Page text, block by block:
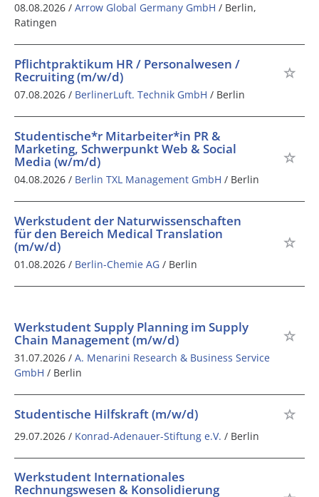
08.08.2026 / Arrow Global Germany GmbH / Berlin,
Ratingen
Pflichtpraktikum HR / Personalwesen /
Recruiting (m/w/d)
07.08.2026 / BerlinerLuft. Technik GmbH / Berlin
Studentische*r Mitarbeiter*in PR &
Marketing, Schwerpunkt Web & Social
Media (w/m/d)
04.08.2026 / Berlin TXL Management GmbH / Berlin
Werkstudent der Naturwissenschaften
für den Bereich Medical Translation
(m/w/d)
01.08.2026 / Berlin-Chemie AG / Berlin
Werkstudent Supply Planning im Supply
Chain Management (m/w/d)
31.07.2026 / A. Menarini Research & Business Service
GmbH / Berlin
Studentische Hilfskraft (m/w/d)
29.07.2026 / Konrad-Adenauer-Stiftung e.V. / Berlin
Werkstudent Internationales
Rechnungswesen & Konsolidierung